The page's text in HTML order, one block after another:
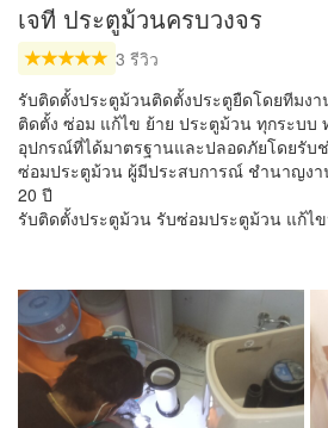
เจที ประตูม้วนครบวงจร
3 รีวิว
รับติดตั้งประตูม้วนติดตั้งประตูยืดโดยทีมง
ติดตั้ง ซ่อม แก้ไข ย้าย ประตูม้วน ทุกระบบ
อุปกรณ์ที่ได้มาตรฐานและปลอดภัยโดยรับ
ซ่อมประตูม้วน ผู้มีประสบการณ์ ชำนาญงา
20 ปี
รับติดตั้งประตูม้วน รับซ่อมประตูม้วน แก้ไ